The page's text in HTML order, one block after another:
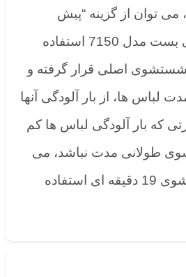
توان از گزینه “پیش
شستشو” لباسشویی بست مدل 7150 استفاده
شستشوی اصلی قرار گرفته و
لباس ها، از بار آلودگی آنها
که بار آلودگی لباس ها کم
طولانی مدت نباشد، می
توان از برنامه شستشوی 19 دقیقه ای استفاده